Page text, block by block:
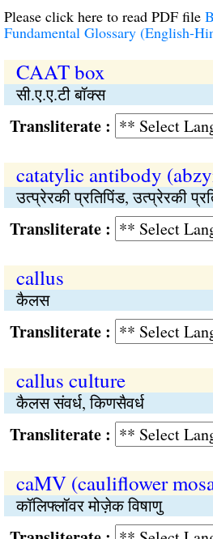
Please click here to read PDF file
Fundamental Glossary (English-
CAAT box
सी.ए.ए.टी बॉक्स
:
catatylic antibody
उत्प्रेरकी प्रतिपिंड, उत्प्रेरकी
:
callus
कैलस
:
callus culture
कैलस संवर्ध, किणसैवर्ध
:
caMV (cauliflower
कॉलिफ्लॉवर मोज़ेक विषाणु